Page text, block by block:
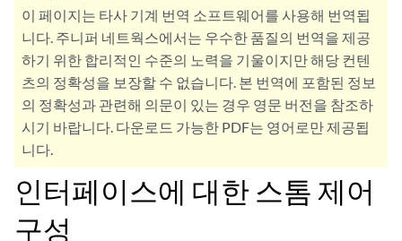
이 페이지는 타사 기계 번역 소프트웨어를 사용해 번역됩
니다. 주니퍼 네트웍스에서는 우수한 품질의 번역을 제공
하기 위한 합리적인 수준의 노력을 기울이지만 해당 컨텐
츠의 정확성을 보장할 수 없습니다. 본 번역에 포함된 정보
의 정확성과 관련해 의문이 있는 경우 영문 버전을 참조하
시기 바랍니다. 다운로드 가능한 PDF는 영어로만 제공됩
니다.
인터페이스에 대한 스톰 제어
구성